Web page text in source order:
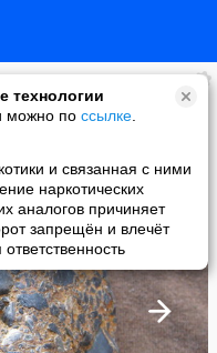
технологии
можно по ссылке
и связанная с ними
наркотических
аналогов причиняет
запрещён и влечёт